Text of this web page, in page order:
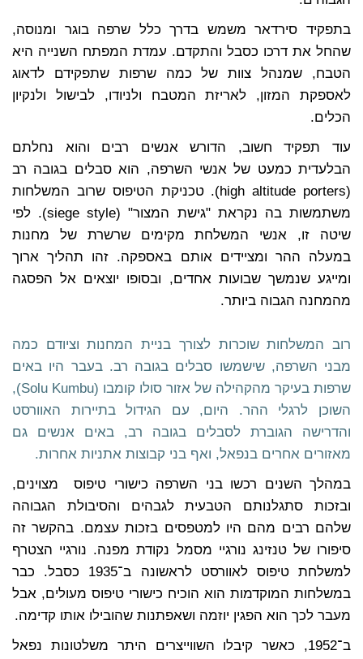
בתפקיד סירדאר משמש בדרך כלל שרפה בוגר ומנוסה,
שהחל את דרכו כסבל והתקדם. עמדת המפתח השנייה היא
הטבח, שמנהל צוות של כמה שרפותשתפקידם לדאוג
לאספקת המזון, לאריזת המטבח ולניודו, לבישול ולנקיון
הכלים.
עוד תפקיד חשוב, הדורש אנשים רבים והוא נחלתם
הבלעדית כמעט של אנשי השרפה, הוא סבלים בגובה רב
(high altitude porters). טכניקת הטיפוס שרוב המשלחות
משתמשות בה נקראת "גישת המצור" (siege style). לפי
שיטה זו, אנשי המשלחת מקימים שרשרת של מחנות
במעלה ההר ומציידים אותם באספקה. זהו תהליך ארוך
ומייגע שנמשך שבועות אחדים, ובסופו יוצאים אל הפסגה
מהמחנה הגבוה ביותר.
רוב המשלחות שוכרות לצורך בניית המחנות וציודם כמה
מבני השרפה, שישמשו סבלים בגובה רב. בעבר היו באים
שרפות בעיקר מהקהילה של אזור סולו קומבו (Solu Kumbu),
השוכן לרגלי ההר. היום, עם הגידול בתיירות האוורסט
והדרישה הגוברת לסבלים בגובה רב, באים אנשים גם
מאזורים אחרים בנפאל, ואף בני קבוצות אתניות אחרות.
במהלך השנים רכשו בני השרפה כישורי טיפוס מצוינים,
ובזכות סתגלנותם הטבעית לגבהים והסיבולת הגבוהה
שלהם רבים מהם היו למטפסים בזכות עצמם. בהקשר זה
סיפורו של טנזינג נורגיי מסמל נקודת מפנה. נורגיי הצטרף
למשלחת טיפוס לאוורסט לראשונה ב־1935 כסבל. כבר
במשלחות המוקדמות הוא הוכיח כישורי טיפוס מעולים, אבל
מעבר לכך הוא הפגין יוזמה ושאפתנות שהובילו אותו קדימה.
ב־1952, כאשר קיבלו השווייצרים היתר משלטונות נפאל